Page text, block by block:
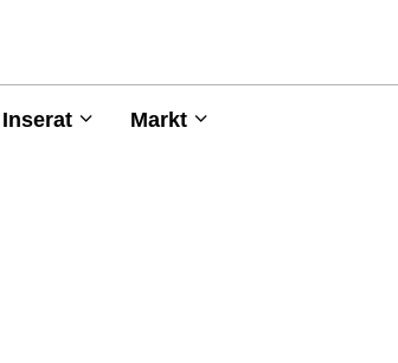
Inserat Markt